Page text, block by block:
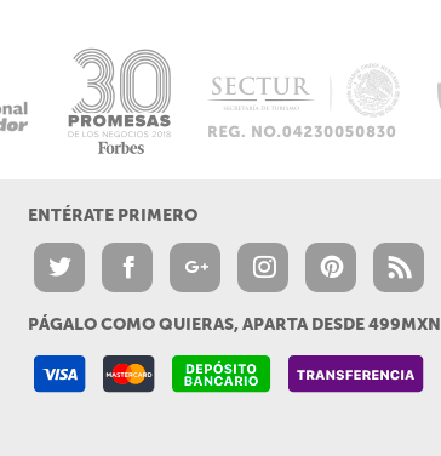
ENTÉRATE PRIMERO
PÁGALO COMO QUIERAS, APARTA DESDE 499MXN